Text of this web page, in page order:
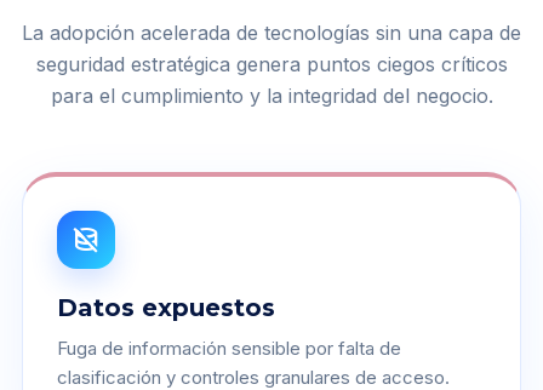
La adopción acelerada de tecnologías sin una capa de
seguridad estratégica genera puntos ciegos críticos
para el cumplimiento y la integridad del negocio.
database_off
Datos expuestos
Fuga de información sensible por falta de
clasificación y controles granulares de acceso.